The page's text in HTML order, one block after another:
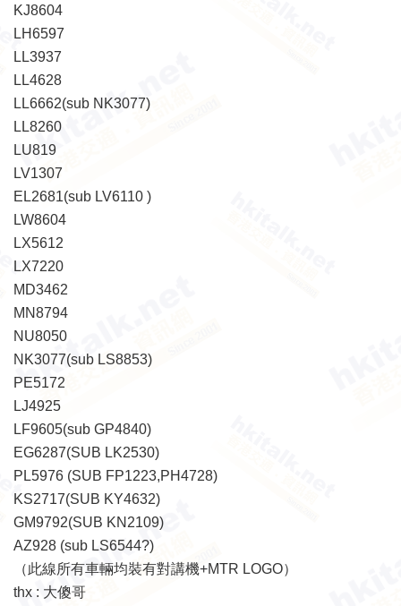
KJ8604
LH6597
LL3937
LL4628
LL6662(sub NK3077)
LL8260
LU819
LV1307
EL2681(sub LV6110 )
LW8604
LX5612
LX7220
MD3462
MN8794
NU8050
NK3077(sub LS8853)
PE5172
LJ4925
LF9605(sub GP4840)
EG6287(SUB LK2530)
PL5976 (SUB FP1223,PH4728)
KS2717(SUB KY4632)
GM9792(SUB KN2109)
AZ928 (sub LS6544?)
（此線所有車輛均裝有對講機+MTR LOGO）
thx : 大傻哥